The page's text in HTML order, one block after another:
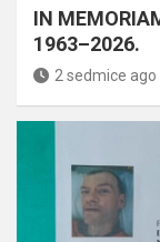
IN
1963–2026.
2 sedmice ago